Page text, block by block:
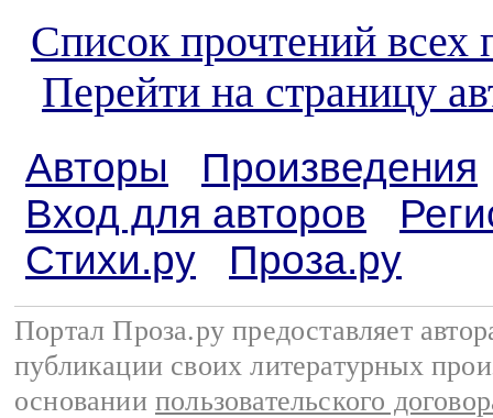
Список прочтений всех
Перейти на страницу
Авторы
Произведения
Вход для авторов
Стихи.ру
Проза.ру
Портал Проза.ру предоставляет
публикации своих литературных
основании пользовательского